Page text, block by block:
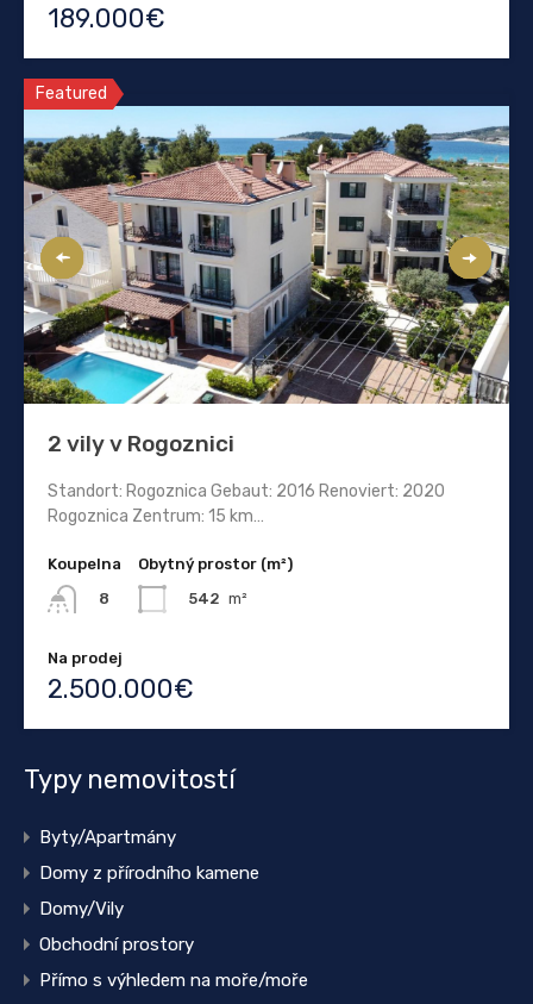
189.000€
Featured
2 vily v Rogoznici
Standort: Rogoznica Gebaut: 2016 Renoviert: 2020
Rogoznica Zentrum: 15 km…
Koupelna
8
Obytný prostor (m²)
542 m²
Na prodej
2.500.000€
Typy nemovitostí
Byty/Apartmány
Domy z přírodního kamene
Domy/Vily
Obchodní prostory
Přímo s výhledem na moře/moře